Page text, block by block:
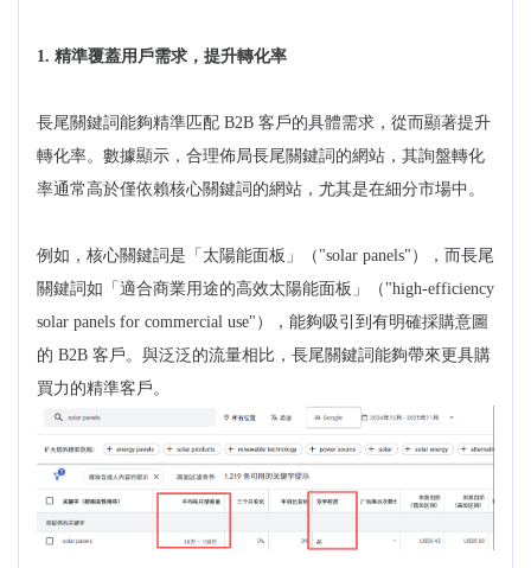
1. 精準覆蓋用戶需求，提升轉化率
長尾關鍵詞能夠精準匹配 B2B 客戶的具體需求，從而顯著提升
轉化率。數據顯示，合理佈局長尾關鍵詞的網站，其詢盤轉化
率通常高於僅依賴核心關鍵詞的網站，尤其是在細分市場中。
例如，核心關鍵詞是「太陽能面板」（"solar panels"），而長尾
關鍵詞如「適合商業用途的高效太陽能面板」（"high-efficiency
solar panels for commercial use"），能夠吸引到有明確採購意圖
的 B2B 客戶。與泛泛的流量相比，長尾關鍵詞能夠帶來更具購
買力的精準客戶。